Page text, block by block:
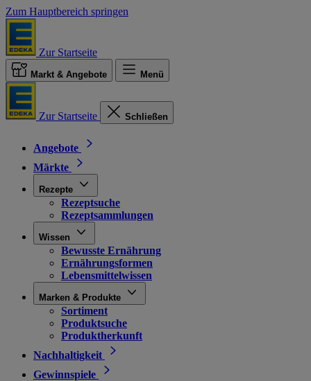
Zum Hauptbereich springen
Zur Startseite
Markt & Angebote Menü
Zur Startseite Schließen
Angebote
Märkte
Rezepte
Rezeptsuche
Rezeptsammlungen
Wissen
Bewusste Ernährung
Ernährungsformen
Lebensmittelwissen
Marken & Produkte
Sortiment
Produktsuche
Produktherkunft
Nachhaltigkeit
Gewinnspiele